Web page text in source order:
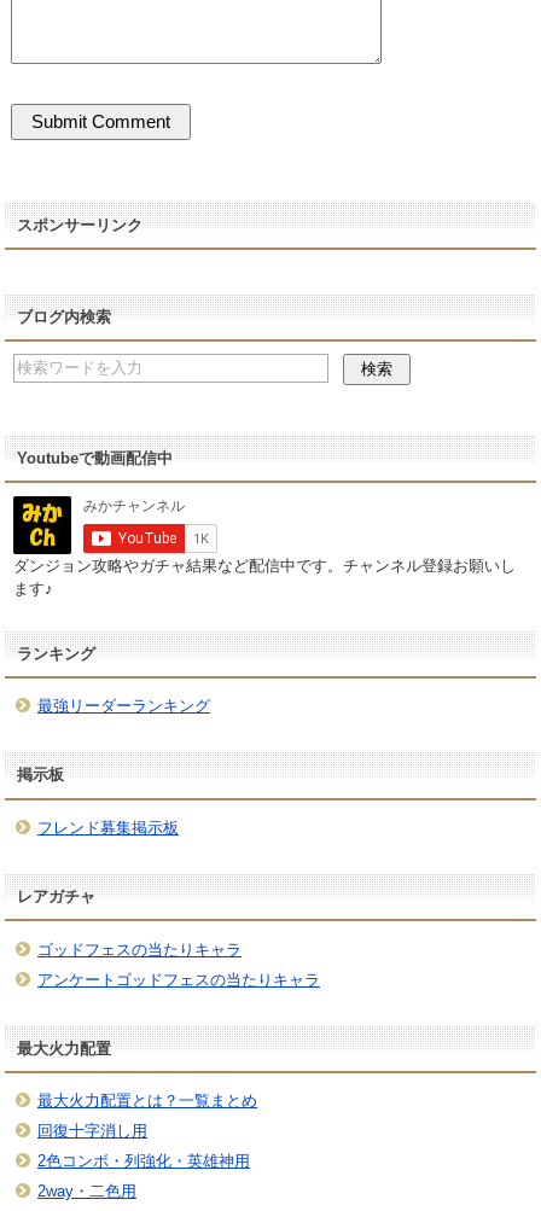
スポンサーリンク
ブログ内検索
Youtubeで動画配信中
ダンジョン攻略やガチャ結果など配信中です。チャンネル登録お願いし
ます♪
ランキング
最強リーダーランキング
掲示板
フレンド募集掲示板
レアガチャ
ゴッドフェスの当たりキャラ
アンケートゴッドフェスの当たりキャラ
最大火力配置
最大火力配置とは？一覧まとめ
回復十字消し用
2色コンボ・列強化・英雄神用
2way・二色用